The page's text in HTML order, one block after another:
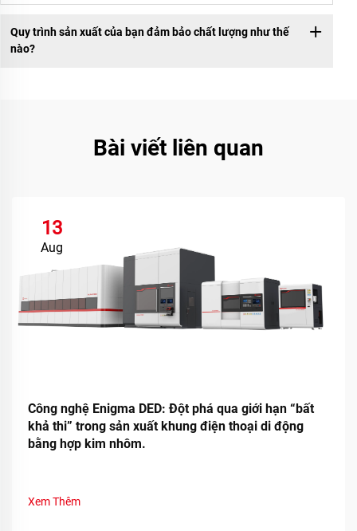
Quy trình sản xuất của bạn đảm bảo chất lượng như thế
nào?
Bài viết liên quan
13
Aug
Công nghệ Enigma DED: Đột phá qua giới hạn “bất
khả thi” trong sản xuất khung điện thoại di động
bằng hợp kim nhôm.
Xem Thêm